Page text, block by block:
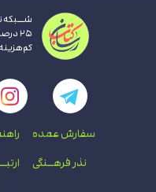
۲۵
سفارش عمده
نذر فرهــنگی